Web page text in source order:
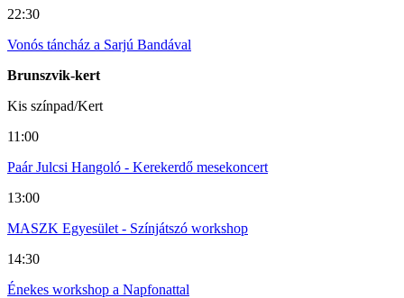
22:30
Vonós táncház a Sarjú Bandával
Brunszvik-kert
Kis színpad/Kert
11:00
Paár Julcsi Hangoló - Kerekerdő mesekoncert
13:00
MASZK Egyesület - Színjátszó workshop
14:30
Énekes workshop a Napfonattal